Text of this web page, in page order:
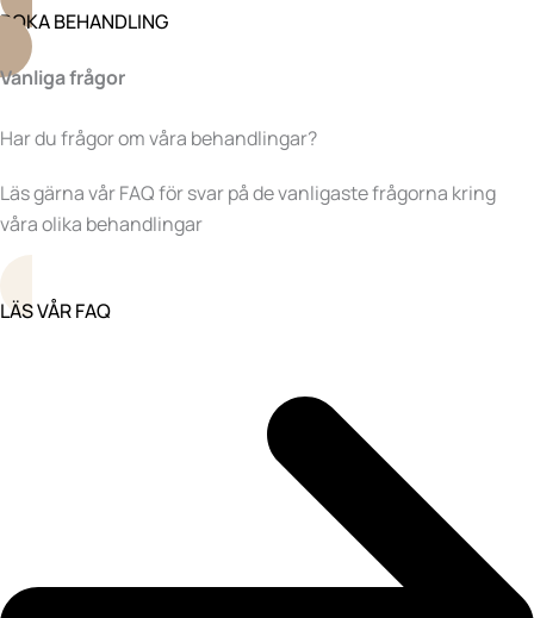
BOKA BEHANDLING
Vanliga frågor
Har du frågor om våra behandlingar?
Läs gärna vår FAQ för svar på de vanligaste frågorna kring
våra olika behandlingar
LÄS VÅR FAQ